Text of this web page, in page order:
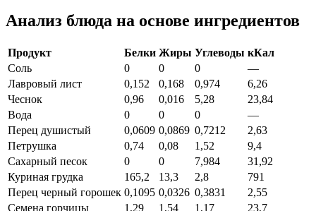
Анализ блюда на основе ингредиентов
Продукт Белки Жиры Углеводы кКал
Соль
0 0 0
—
Лавровый лист
0,152 0,168 0,974
6,26
Чеснок
0,96 0,016 5,28
23,84
Вода
0 0 0
—
Перец душистый
0,0609 0,0869 0,7212
2,63
Петрушка
0,74 0,08 1,52
9,4
Сахарный песок
0 0 7,984
31,92
Куриная грудка
165,2 13,3 2,8
791
Перец черный горошек 0,1095 0,0326 0,3831
2,55
Семена горчицы
1,29 1,54 1,17
23,7